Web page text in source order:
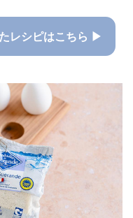
レシピはこちら ▶